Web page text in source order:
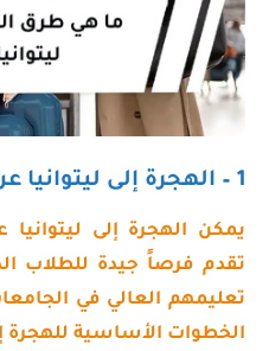
1 – الهجرة إلى ليتوانيا عن طريق الدراسة
يمكن الهجرة إلى ليتوانيا
تقدم فرصاً جيدة للطلاب
تعليمهم العالي في
الخطوات الأساسية للهجرة